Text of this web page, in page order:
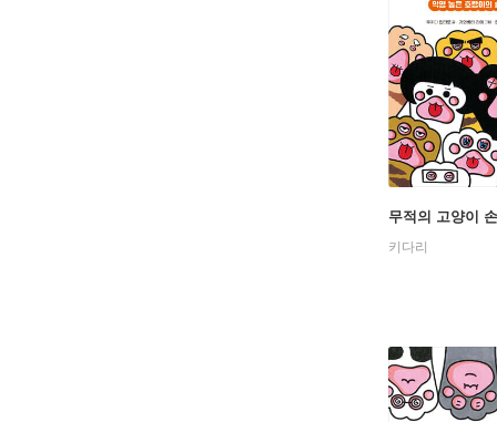
무적의 고양이
키다리